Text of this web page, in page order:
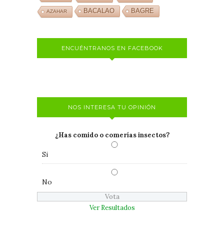
AZAHAR BACALAO BAGRE
ENCUÉNTRANOS EN FACEBOOK
NOS INTERESA TU OPINIÓN
¿Has comido o comerías insectos?
Si
No
Ver Resultados